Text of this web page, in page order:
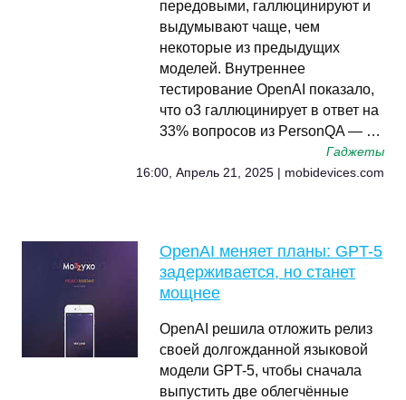
передовыми, галлюцинируют и
выдумывают чаще, чем
некоторые из предыдущих
моделей. Внутреннее
тестирование OpenAI показало,
что o3 галлюцинирует в ответ на
33% вопросов из PersonQA — …
Гаджеты
16:00, Апрель 21, 2025 | mobidevices.com
OpenAI меняет планы: GPT-5
задерживается, но станет
мощнее
OpenAI решила отложить релиз
своей долгожданной языковой
модели GPT-5, чтобы сначала
выпустить две облегчённые